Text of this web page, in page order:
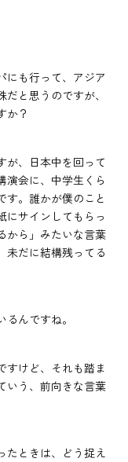
にも行って、アジア
と思うのですが、
か？
が、日本中を回って
演会に、中学生くら
す。誰かが僕のこと
にサインしてもらっ
から」みたいな言葉
未だに結構残ってる
んですね。
すけど、それも踏ま
いう、前向きな言葉
たときは、どう捉え